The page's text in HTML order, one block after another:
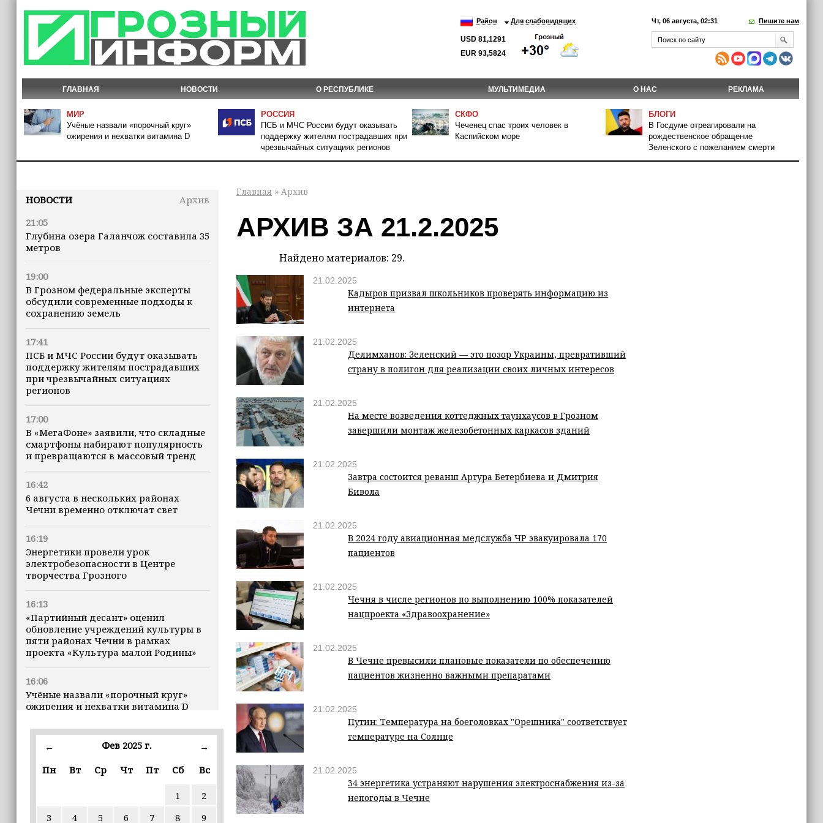
Район Для слабовидящих
USD 81,1291
EUR 93,5824
Чт, 06 августа, 02:31 Пишите нам
ГЛАВНАЯ НОВОСТИ О РЕСПУБЛИКЕ МУЛЬТИМЕДИА О НАС РЕКЛАМА
МИР
Учёные назвали «порочный круг»
ожирения и нехватки витамина D
РОССИЯ
ПСБ и МЧС России будут оказывать
поддержку жителям пострадавших при
чрезвычайных ситуациях регионов
СКФО
Чеченец спас троих человек в
Каспийском море
БЛОГИ
В Госдуме отреагировали на
рождественское обращение
Зеленского с пожеланием смерти
НОВОСТИ
Архив
21:05
Глубина озера Галанчож составила 35
метров
19:00
В Грозном федеральные эксперты
обсудили современные подходы к
сохранению земель
17:41
ПСБ и МЧС России будут оказывать
поддержку жителям пострадавших
при чрезвычайных ситуациях
регионов
17:00
В «МегаФоне» заявили, что складные
смартфоны набирают популярность
и превращаются в массовый тренд
16:42
6 августа в нескольких районах
Чечни временно отключат свет
16:19
Энергетики провели урок
электробезопасности в Центре
творчества Грозного
16:13
«Партийный десант» оценил
обновление учреждений культуры в
пяти районах Чечни в рамках
проекта «Культура малой Родины»
16:06
Учёные назвали «порочный круг»
ожирения и нехватки витамина D
16:00
В Чеченской Республике начинается
избирательные комиссии
← Фев 2025 г.
→
Пн
Вт Ср Чт Пт Сб Вс
1
2
3
4 5 6 7 8 9
Главная » Архив
АРХИВ ЗА 21.2.2025
Найдено материалов: 29.
21.02.2025
Кадыров призвал школьников проверять информацию из
интернета
21.02.2025
Делимханов: Зеленский — это позор Украины, превративший
страну в полигон для реализации своих личных интересов
21.02.2025
На месте возведения коттеджных таунхаусов в Грозном
завершили монтаж железобетонных каркасов зданий
21.02.2025
Завтра состоится реванш Артура Бетербиева и Дмитрия
Бивола
21.02.2025
В 2024 году авиационная медслужба ЧР эвакуировала 170
пациентов
21.02.2025
Чечня в числе регионов по выполнению 100% показателей
нацпроекта «Здравоохранение»
21.02.2025
В Чечне превысили плановые показатели по обеспечению
пациентов жизненно важными препаратами
21.02.2025
Путин: Температура на боеголовках "Орешника" соответствует
температуре на Солнце
21.02.2025
34 энергетика устраняют нарушения электроснабжения из-за
непогоды в Чечне